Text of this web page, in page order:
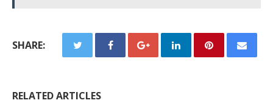
SHARE:
RELATED ARTICLES